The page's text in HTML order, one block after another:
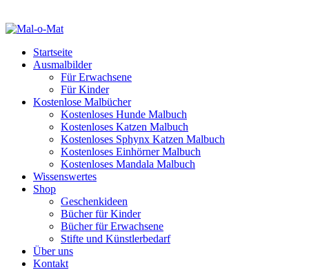
Startseite
Ausmalbilder
Für Erwachsene
Für Kinder
Kostenlose Malbücher
Kostenloses Hunde Malbuch
Kostenloses Katzen Malbuch
Kostenloses Sphynx Katzen Malbuch
Kostenloses Einhörner Malbuch
Kostenloses Mandala Malbuch
Wissenswertes
Shop
Geschenkideen
Bücher für Kinder
Bücher für Erwachsene
Stifte und Künstlerbedarf
Über uns
Kontakt